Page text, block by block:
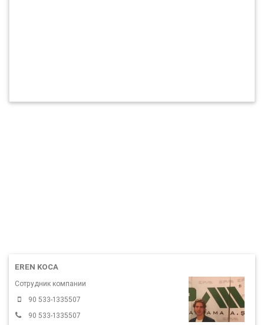
EREN KOCA
Сотрудник компании
90 533-1335507
90 533-1335507